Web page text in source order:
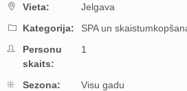
Vieta:
Jelgava
Kategorija:
SPA un
Personu
skaits:
1
Sezona:
Visu gadu